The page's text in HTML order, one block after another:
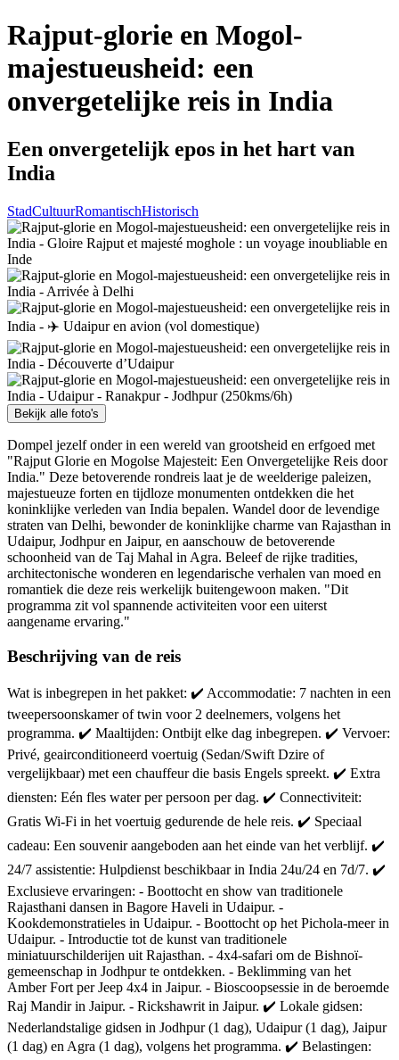
Rajput-glorie en Mogol-
majestueusheid: een
onvergetelijke reis in India
Een onvergetelijk epos in het hart van
India
StadCultuurRomantischHistorisch
Bekijk alle foto's
Dompel jezelf onder in een wereld van grootsheid en erfgoed met
"Rajput Glorie en Mogolse Majesteit: Een Onvergetelijke Reis door
India." Deze betoverende rondreis laat je de weelderige paleizen,
majestueuze forten en tijdloze monumenten ontdekken die het
koninklijke verleden van India bepalen. Wandel door de levendige
straten van Delhi, bewonder de koninklijke charme van Rajasthan in
Udaipur, Jodhpur en Jaipur, en aanschouw de betoverende
schoonheid van de Taj Mahal in Agra. Beleef de rijke tradities,
architectonische wonderen en legendarische verhalen van moed en
romantiek die deze reis werkelijk buitengewoon maken. "Dit
programma zit vol spannende activiteiten voor een uiterst
aangename ervaring."
Beschrijving van de reis
Wat is inbegrepen in het pakket: ✔️ Accommodatie: 7 nachten in een
tweepersoonskamer of twin voor 2 deelnemers, volgens het
programma. ✔️ Maaltijden: Ontbijt elke dag inbegrepen. ✔️ Vervoer:
Privé, geairconditioneerd voertuig (Sedan/Swift Dzire of
vergelijkbaar) met een chauffeur die basis Engels spreekt. ✔️ Extra
diensten: Eén fles water per persoon per dag. ✔️ Connectiviteit:
Gratis Wi-Fi in het voertuig gedurende de hele reis. ✔️ Speciaal
cadeau: Een souvenir aangeboden aan het einde van het verblijf. ✔️
24/7 assistentie: Hulpdienst beschikbaar in India 24u/24 en 7d/7. ✔️
Exclusieve ervaringen: - Boottocht en show van traditionele
Rajasthani dansen in Bagore Haveli in Udaipur. -
Kookdemonstratieles in Udaipur. - Boottocht op het Pichola-meer in
Udaipur. - Introductie tot de kunst van traditionele
miniatuurschilderijen uit Rajasthan. - 4x4-safari om de Bishnoï-
gemeenschap in Jodhpur te ontdekken. - Beklimming van het
Amber Fort per Jeep 4x4 in Jaipur. - Bioscoopsessie in de beroemde
Raj Mandir in Jaipur. - Rickshawrit in Jaipur. ✔️ Lokale gidsen:
Nederlandstalige gidsen in Jodhpur (1 dag), Udaipur (1 dag), Jaipur
(1 dag) en Agra (1 dag), volgens het programma. ✔️ Belastingen: